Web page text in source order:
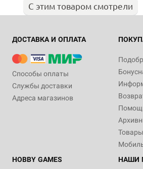
С этим товаром смотрели
ДОСТАВКА И ОПЛАТА
Способы оплаты
Службы доставки
Адреса магазинов
HOBBY GAMES
НАШИ